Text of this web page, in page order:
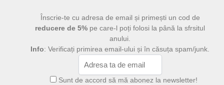
Înscrie-te cu adresa de email și primești un cod de
reducere de 5% pe care-l poți folosi la până la sfrsitul
anului.
Info: Verificați primirea email-ului și în căsuța spam/junk.
Sunt de accord să mă abonez la newsletter!